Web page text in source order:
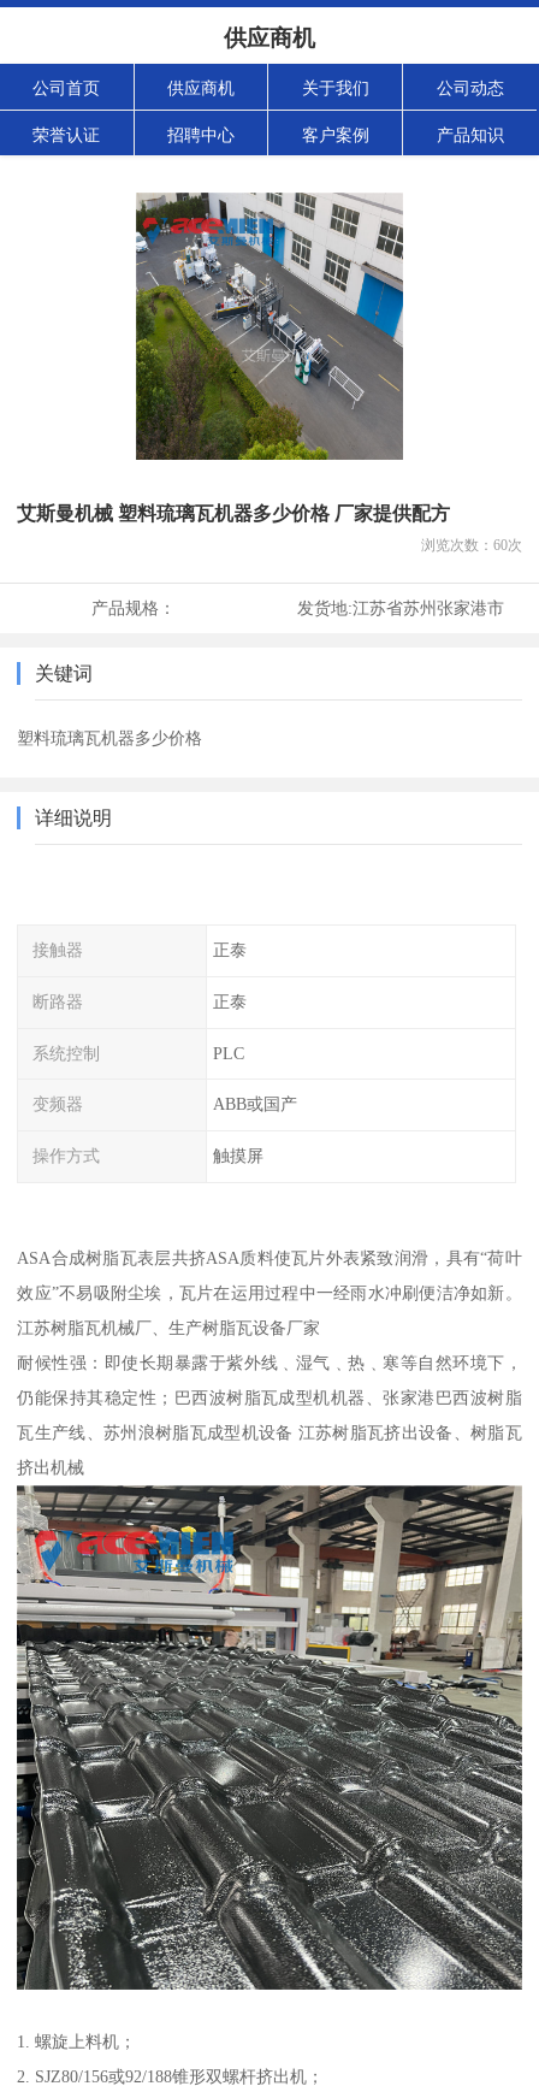
供应商机
公司首页 供应商机 关于我们 公司动态
荣誉认证 招聘中心 客户案例 产品知识
艾斯曼机械 塑料琉璃瓦机器多少价格 厂家提供配方
浏览次数： 60次
产品规格： 发货地:江苏省苏州张家港市
关键词
塑料琉璃瓦机器多少价格
详细说明
接触器 正泰
断路器 正泰
系统控制 PLC
变频器 ABB或国产
操作方式 触摸屏
ASA合成树脂瓦表层共挤ASA质料使瓦片外表紧致润滑，具有“荷叶
效应”不易吸附尘埃，瓦片在运用过程中一经雨水冲刷便洁净如新。
江苏树脂瓦机械厂、生产树脂瓦设备厂家
耐候性强：即使长期暴露于紫外线﹑湿气﹑热﹑寒等自然环境下，
仍能保持其稳定性；巴西波树脂瓦成型机机器、张家港巴西波树脂
瓦生产线、苏州浪树脂瓦成型机设备 江苏树脂瓦挤出设备、树脂瓦
挤出机械
1. 螺旋上料机；
2. SJZ80/156或92/188锥形双螺杆挤出机；